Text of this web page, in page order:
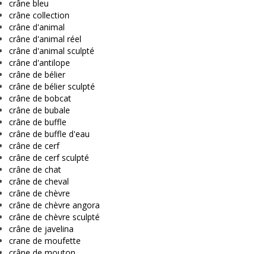
crâne bleu
crâne collection
crâne d'animal
crâne d'animal réel
crâne d'animal sculpté
crâne d'antilope
crâne de bélier
crâne de bélier sculpté
crâne de bobcat
crâne de bubale
crâne de buffle
crâne de buffle d'eau
crâne de cerf
crâne de cerf sculpté
crâne de chat
crâne de cheval
crâne de chèvre
crâne de chèvre angora
crâne de chèvre sculpté
crâne de javelina
crane de moufette